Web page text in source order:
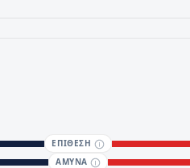
ΕΠΙΘΕΣΗ
ΑΜΥΝΑ